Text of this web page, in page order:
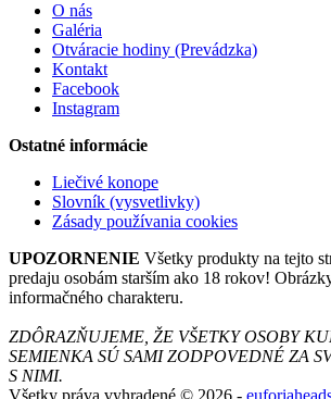
O nás
Galéria
Otváracie hodiny (Prevádzka)
Kontakt
Facebook
Instagram
Ostatné informácie
Liečivé konope
Slovník (vysvetlivky)
Zásady používania cookies
UPOZORNENIE Všetky produkty na tejto
predaju osobám starším ako 18 rokov!
informačného charakteru.
ZDÔRAZŇUJEME, ŽE VŠETKY OSOBY
SEMIENKA SÚ SAMI ZODPOVEDNÉ ZA
S NIMI.